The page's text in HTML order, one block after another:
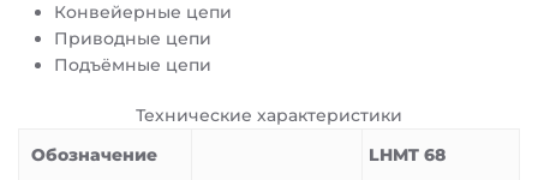
Конвейерные цепи
Приводные цепи
Подъёмные цепи
Технические характеристики
Обозначение
LHMT 68